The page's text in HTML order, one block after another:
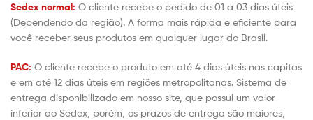
Sedex normal: O cliente recebe o pedido de 01 a 03 dias úteis
(Dependendo da região). A forma mais rápida e eficiente para
você receber seus produtos em qualquer lugar do Brasil.
PAC: O cliente recebe o produto em até 4 dias úteis nas capitas
e em até 12 dias úteis em regiões metropolitanas. Sistema de
entrega disponibilizado em nosso site, que possui um valor
inferior ao Sedex, porém, os prazos de entrega são maiores,